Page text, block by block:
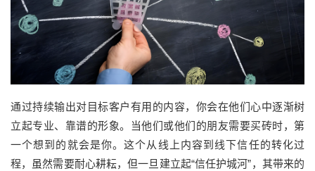
通过持续输出对目标客户有用的内容，你会在他们心中逐渐树
立起专业、靠谱的形象。当他们或他们的朋友需要买砖时，第
一个想到的就会是你。这个从线上内容到线下信任的转化过
程，虽然需要耐心耕耘，但一旦建立起“信任护城河”，其带来的